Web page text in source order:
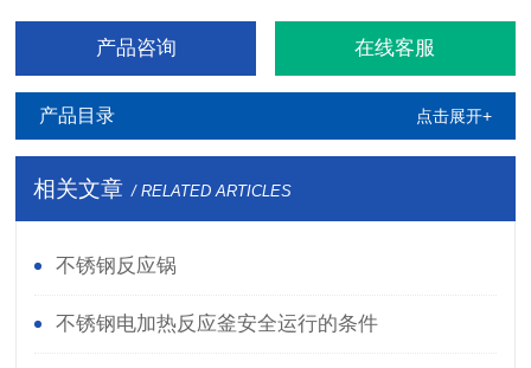
产品咨询 在线客服
产品目录 点击展开+
相关文章 / RELATED ARTICLES
不锈钢反应锅
不锈钢电加热反应釜安全运行的条件